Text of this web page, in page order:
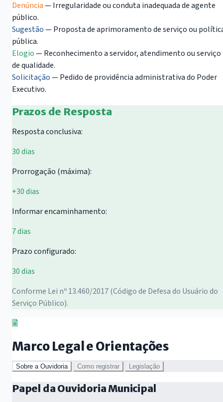
Denúncia— Irregularidade ou conduta inadequada de agente
público.
Sugestão— Proposta de aprimoramento de serviço ou
pública.
Elogio— Reconhecimento a servidor, atendimento ou serviço
de qualidade.
Solicitação— Pedido de providência administrativa do Poder
Executivo.
Prazos de Resposta
Resposta conclusiva:
30 dias
Prorrogação (máxima):
+30 dias
Informar encaminhamento:
7 dias
Prazo configurado:
30 dias
Conforme Lei nº 13.460/2017 (Código de Defesa do Usuário do
Serviço Público).
Marco Legal e Orientações
Sobre a Ouvidoria Como registrar Legislação
Papel da Ouvidoria Municipal